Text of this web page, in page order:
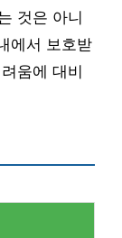
것은 아니
에서 보호받
움에 대비